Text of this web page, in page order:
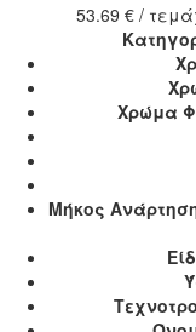
53.69 € /
Χρώμα
Μήκος